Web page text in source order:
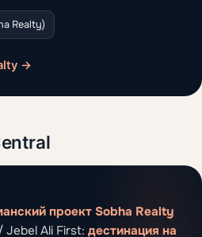
Realty)
→
проект Sobha Realty
Jebel Ali First: дестинация на